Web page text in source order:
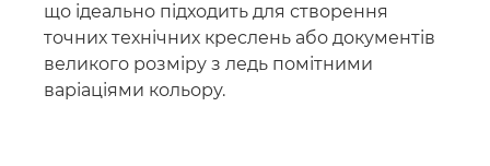
що ідеально підходить для створення
точних технічних креслень або документів
великого розміру з ледь помітними
варіаціями кольору.